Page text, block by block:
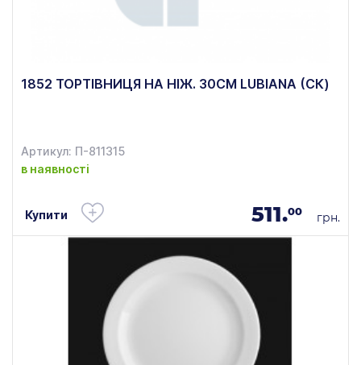
1852 ТОРТІВНИЦЯ НА НІЖ. 30СМ LUBIANA (СК)
Артикул: П-811315
в наявності
Купити 511.00 грн.